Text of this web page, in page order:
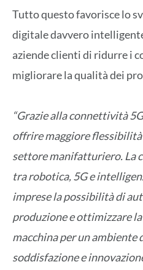
Tutto questo favorisce lo
digitale davvero
aziende clienti di ridurre i
migliorare la qualità dei
“Grazie alla connettività
offrire maggiore
settore manifatturiero. La
tra robotica, 5G e
imprese la possibilità di
produzione e ottimizzare
macchina per un ambiente
soddisfazione e